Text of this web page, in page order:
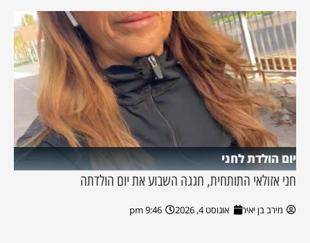
יום הולדת לחני
חני אזולאי התותחית, חגגה השבוע את יום הולדתה
מירב בן יאיר אוגוסט 4, 2026 9:46 pm